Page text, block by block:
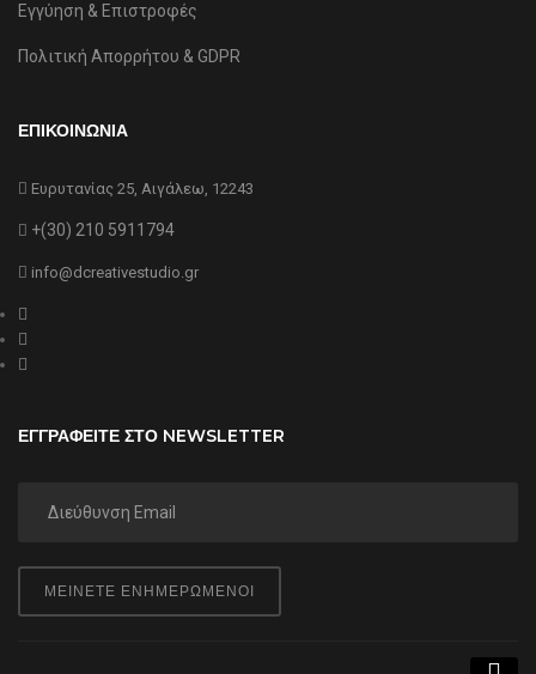
Εγγύηση & Επιστροφές
Πολιτική Απορρήτου & GDPR
ΕΠΙΚΟΙΝΩΝΙΑ
Ευρυτανίας 25, Αιγάλεω, 12243
+(30) 210 5911794
info@dcreativestudio.gr
ΕΓΓΡΑΦΕΙΤΕ ΣΤΟ NEWSLETTER
ΜΕΙΝΕΤΕ ΕΝΗΜΕΡΩΜΕΝΟΙ